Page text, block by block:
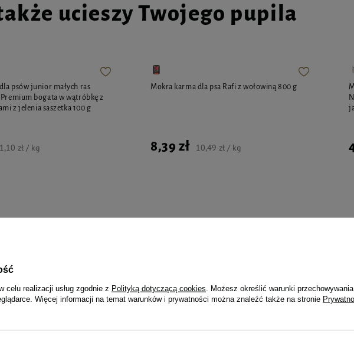
ucieszy Twojego pupila
psów junior małych ras
bogata w wątróbkę z
z jelenia saszetka 100 g
zł / kg
Mokra karma dla psa Rafi z wołowiną 800 g
8,39 zł 10,49 zł / kg
dla Ciebie i Twojego
Identyfikator z
Zawieszka Adresówka Identyfikator z
celu realizacji usług zgodnie z Polityką dotyczącą cookies . Możesz określić warunki
Więcej informacji na temat warunków i prywatności można znaleźć także na stronie